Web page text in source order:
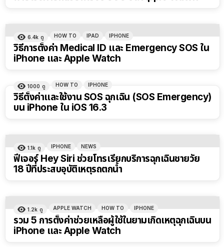
6.4k ดู HOW TO IPAD IPHONE
วิธีการตั้งค่า Medical ID และ Emergency SOS ใน
iPhone และ Apple Watch
1000 ดู HOW TO IPHONE
วิธีตั้งค่าและใช้งาน SOS ฉุกเฉิน (SOS Emergency)
บน iPhone ใน iOS 16.3
1.1k ดู IPHONE NEWS
ฟีเจอร์ Hey Siri ช่วยโทรเรียกบริการฉุกเฉินชายวัย
18 ปีที่ประสบอุบัติเหตุรถตกน้ำ
1.2k ดู APPLE WATCH HOW TO IPHONE
รวม 5 การตั้งค่าช่วยเหลือผู้ใช้ในยามเกิดเหตุฉุกเฉินบน
iPhone และ Apple Watch